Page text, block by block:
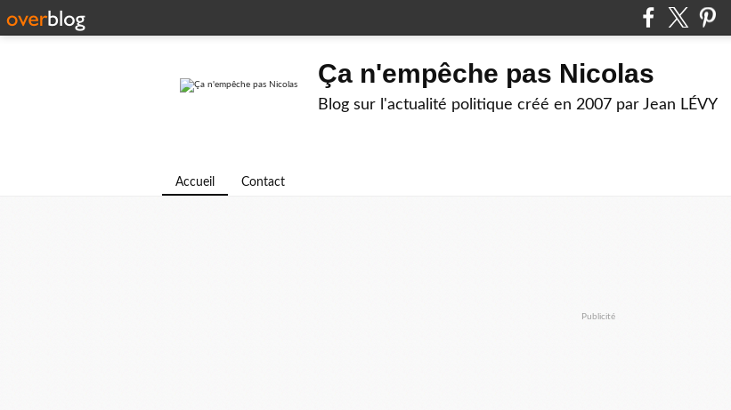
Ça n'empêche pas Nicolas
Blog sur l'actualité politique créé en 2007 par Jean LÉVY
Accueil Contact
Publicité